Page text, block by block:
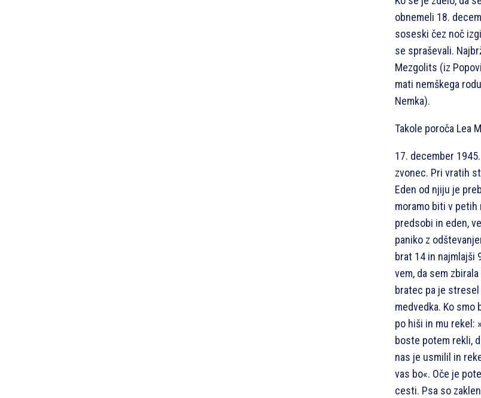
obnemeli 18.
soseski čez noč
se spraševali.
Mezgolits (iz
mati nemškega
Nemka).
Takole poroča Lea
17. december
zvonec. Pri vratih
Eden od njiju je
moramo biti v petih
predsobi in eden,
paniko z
brat 14 in najmlajši
vem, da sem
bratec pa je
medvedka. Ko smo
po hiši in mu rekel:
boste potem rekli,
nas je usmilil in
vas bo«. Oče je
cesti. Psa so